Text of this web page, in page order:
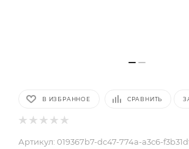
В ИЗБРАННОЕ СРАВНИТЬ
Артикул: 019367b7-dc47-774a-a3c6-